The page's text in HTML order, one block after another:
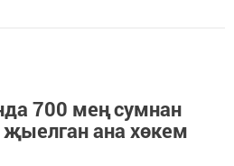
700 мең сумнан
ана хөкем